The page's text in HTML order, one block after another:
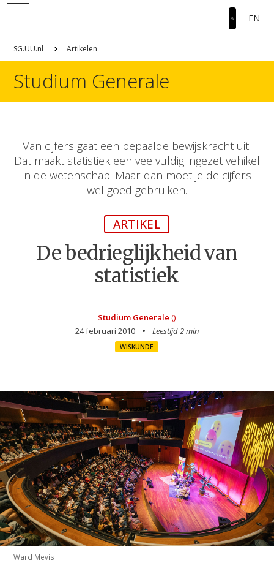
EN
SG.UU.nl Artikelen
Studium Generale
Van cijfers gaat een bepaalde bewijskracht uit.
Dat maakt statistiek een veelvuldig ingezet vehikel
in de wetenschap. Maar dan moet je de cijfers
wel goed gebruiken.
ARTIKEL
De bedrieglijkheid van
statistiek
Studium Generale ()
24 februari 2010
Leestijd 2 min
WISKUNDE
Ward Mevis